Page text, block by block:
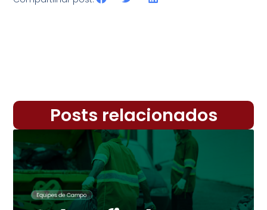
Posts relacionados